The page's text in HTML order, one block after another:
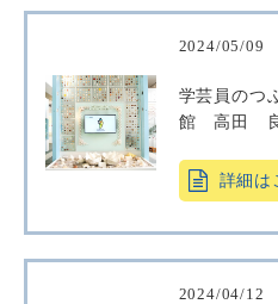
2024/05/09
学芸員のつ
館 高田
詳細は
2024/04/12